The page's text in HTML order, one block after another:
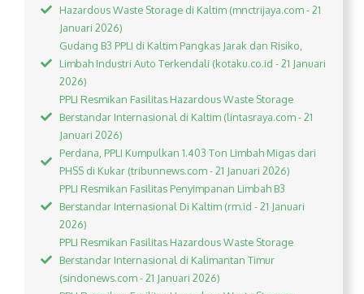
Hazardous Waste Storage di Kaltim (mnctrijaya.com - 21
Januari 2026)
Gudang B3 PPLI di Kaltim Pangkas Jarak dan Risiko,
Limbah Industri Auto Terkendali (kotaku.co.id - 21 Januari
2026)
PPLI Resmikan Fasilitas Hazardous Waste Storage
Berstandar Internasional di Kaltim (lintasraya.com - 21
Januari 2026)
Perdana, PPLI Kumpulkan 1.403 Ton Limbah Migas dari
PHSS di Kukar (tribunnews.com - 21 Januari 2026)
PPLI Resmikan Fasilitas Penyimpanan Limbah B3
Berstandar Internasional Di Kaltim (rm.id - 21 Januari
2026)
PPLI Resmikan Fasilitas Hazardous Waste Storage
Berstandar Internasional di Kalimantan Timur
(sindonews.com - 21 Januari 2026)